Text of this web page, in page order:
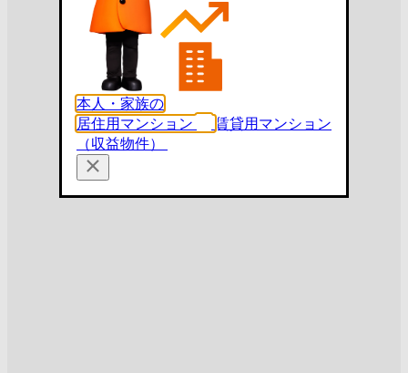
本人・家族の
居住用マンション
賃貸用マンション
（収益物件）